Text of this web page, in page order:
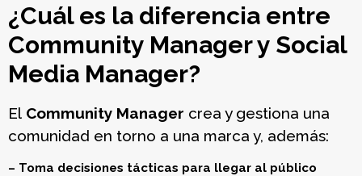
¿Cuál es la diferencia entre
Community Manager y Social
Media Manager?
El Community Manager crea y gestiona una
comunidad en torno a una marca y, además:
– Toma decisiones tácticas para llegar al público